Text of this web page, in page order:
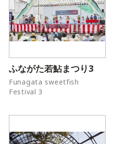
ふながた若鮎まつり3
Funagata sweetfish
Festival 3